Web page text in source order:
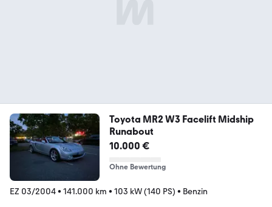
Toyota MR2 W3 Facelift Midship
Runabout
10.000 €
Ohne Bewertung
EZ 03/2004• 141.000 km • 103 kW (140 PS) • Benzin